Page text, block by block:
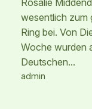
Rosalie
wesentlich zum
Ring bei. Von
Woche wurden
Deutschen…
admin